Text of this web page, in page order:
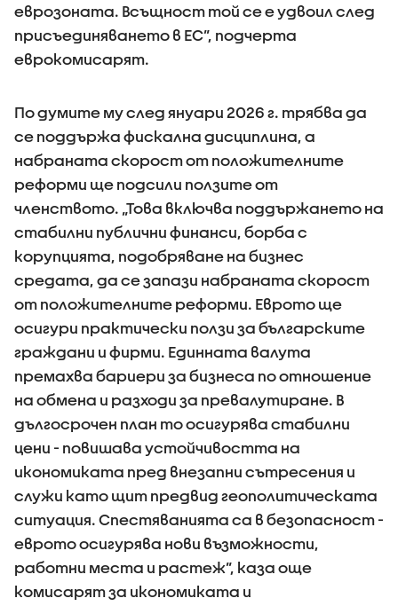
еврозоната. Всъщност той се е удвоил след
присъединяването в ЕС”, подчерта
еврокомисарят.
По думите му след януари 2026 г. трябва да
се поддържа фискална дисциплина, а
набраната скорост от положителните
реформи ще подсили ползите от
членството. „Това включва поддържането на
стабилни публични финанси, борба с
корупцията, подобряване на бизнес
средата, да се запази набраната скорост
от положителните реформи. Еврото ще
осигури практически ползи за българските
граждани и фирми. Единната валута
премахва бариери за бизнеса по отношение
на обмена и разходи за превалутиране. В
дългосрочен план то осигурява стабилни
цени - повишава устойчивостта на
икономиката пред внезапни сътресения и
служи като щит предвид геополитическата
ситуация. Спестяванията са в безопасност -
еврото осигурява нови възможности,
работни места и растеж”, каза още
комисарят за икономиката и